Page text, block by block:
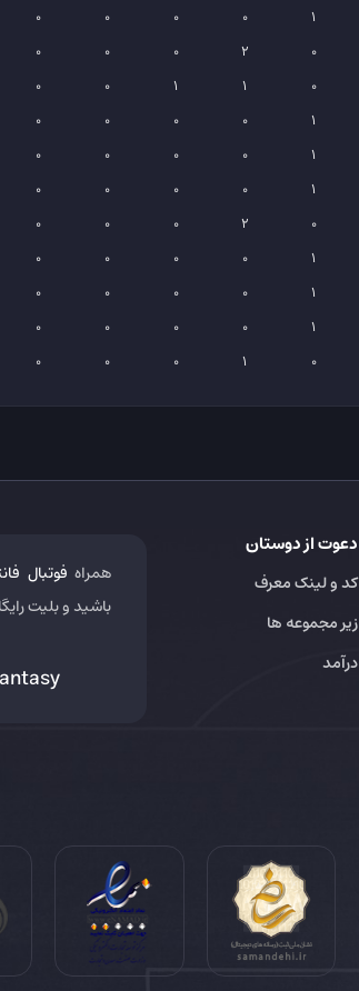
1
0
0
0
0
0
2
0
0
0
0
1
1
0
0
1
0
0
0
0
1
0
0
0
0
1
0
0
0
0
0
2
0
0
0
1
0
0
0
0
1
0
0
0
0
1
0
0
0
0
0
1
0
0
0
دعوت از دوستان
کد و لینک معرف
زیر مجموعه ها
درآمد
همراه فوتبال
باشید و بلیت